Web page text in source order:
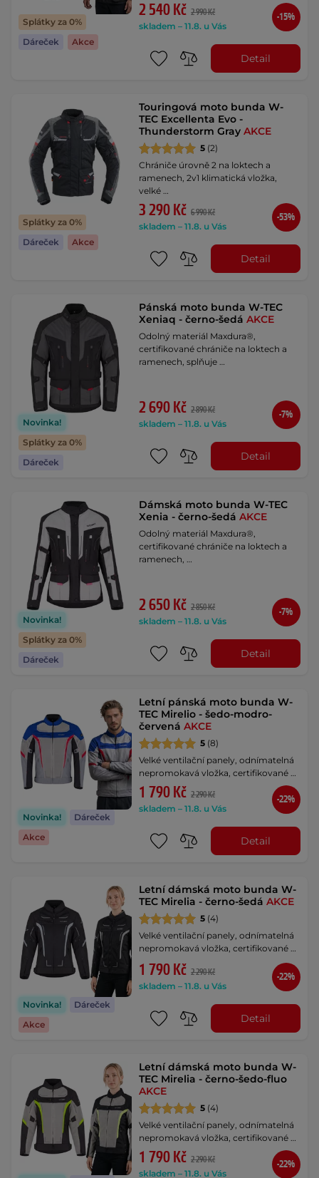
Splátky za 0%
Dáreček
Akce
2 540 Kč 2 990 Kč
skladem – 11.8. u Vás
-15%
Detail
Splátky za 0%
Dáreček
Akce
Touringová moto bunda W-
TEC Excellenta Evo -
Thunderstorm GrayAKCE
5 (2)
Chrániče úrovně 2 na loktech a
ramenech, 2v1 klimatická vložka,
velké …
3 290 Kč 6 990 Kč
skladem – 11.8. u Vás
-53%
Detail
Novinka!
Splátky za 0%
Dáreček
Pánská moto bunda W-TEC
Xeniaq - černo-šedáAKCE
Odolný materiál Maxdura®,
certifikované chrániče na loktech a
ramenech, splňuje …
2 690 Kč 2 890 Kč
skladem – 11.8. u Vás
-7%
Detail
Novinka!
Splátky za 0%
Dáreček
Dámská moto bunda W-TEC
Xenia - černo-šedáAKCE
Odolný materiál Maxdura®,
certifikované chrániče na loktech a
ramenech, …
2 650 Kč 2 850 Kč
skladem – 11.8. u Vás
-7%
Detail
Novinka!
Dáreček
Akce
Letní pánská moto bunda W-
TEC Mirelio - šedo-modro-
červenáAKCE
5 (8)
Velké ventilační panely, odnímatelná
nepromokavá vložka, certifikované …
1 790 Kč 2 290 Kč
skladem – 11.8. u Vás
-22%
Detail
Novinka!
Dáreček
Akce
Letní dámská moto bunda W-
TEC Mirelia - černo-šedáAKCE
5 (4)
Velké ventilační panely, odnímatelná
nepromokavá vložka, certifikované …
1 790 Kč 2 290 Kč
skladem – 11.8. u Vás
-22%
Detail
Letní dámská moto bunda W-
TEC Mirelia - černo-šedo-fluo
AKCE
5 (4)
Velké ventilační panely, odnímatelná
nepromokavá vložka, certifikované …
1 790 Kč 2 290 Kč
skladem – 11.8. u Vás
-22%